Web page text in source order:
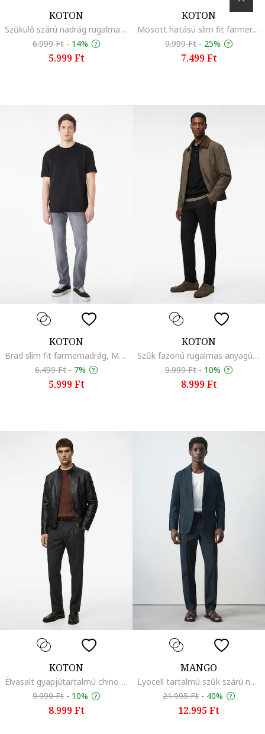
KOTON
Szűkülő szárú nadrág rugalmas derékrésszel, Fekete
6.999 Ft - 14%
5.999 Ft
KOTON
Mosott hatású slim fit farmernadrág, Púderkék
9.999 Ft - 25%
7.499 Ft
KOTON
Brad slim fit farmernadrág, Melange szürke
6.499 Ft - 7%
5.999 Ft
KOTON
Szűk fazonú rugalmas anyagú nadrág, Fekete
9.999 Ft - 10%
8.999 Ft
KOTON
Élvasalt gyapjútartalmú chino nadrág, Sötétszürke
9.999 Ft - 10%
8.999 Ft
MANGO
Lyocell tartalmú szűk szárú nadrág, Tengerészkék
21.995 Ft - 40%
12.995 Ft